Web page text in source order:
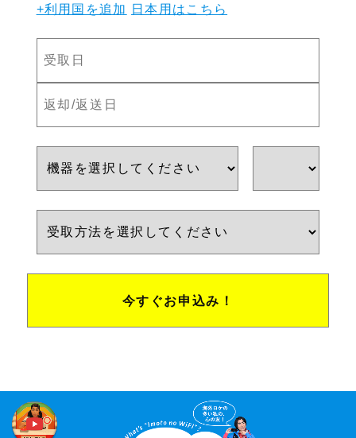
+利用国を追加 日本用はこちら
今すぐお申込み！